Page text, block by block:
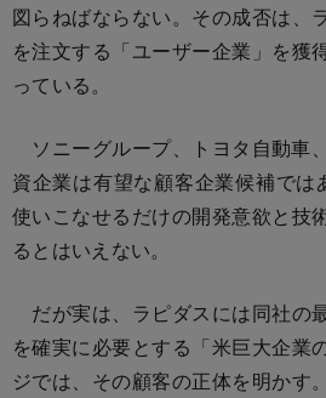
図らねばならない。その成否は、
を注文する「ユーザー企業」を獲
っている。
ソニーグループ、トヨタ自動車
資企業は有望な顧客企業候補では
使いこなせるだけの開発意欲と技
るとはいえない。
だが実は、ラピダスには同社の
を確実に必要とする「米巨大企業
ジでは、その顧客の正体を明かす